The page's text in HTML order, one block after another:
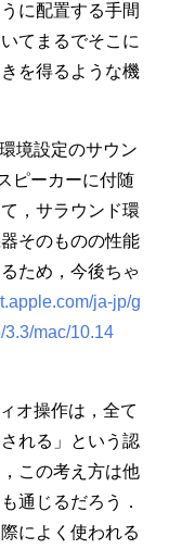
に配置する手間
てまるでそこに
を得るような機
境設定のサウン
ピーカーに付随
，サラウンド環
そのものの性能
ため，今後ちゃ
ja-jp/g
mac/10.14
オ操作は，全て
れる」という認
この考え方は他
通じるだろう．
によく使われる